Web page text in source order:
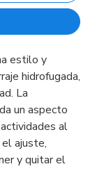
estilo y
hidrofugada,
La
un aspecto
al
ajuste,
y quitar el